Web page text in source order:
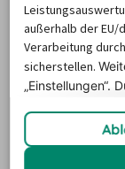
Die Bretagne ist
Hier finden Sie
und seine
grenzt an den
Strände,
mit dem
außerhalb der EU/
Verarbeitung
sicherstellen.
„Einstellungen“.